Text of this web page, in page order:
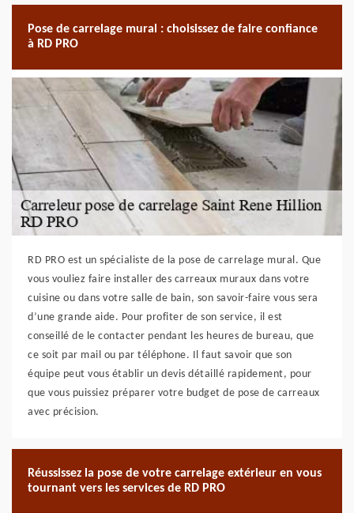
Pose de carrelage mural : choisissez de faire confiance
à RD PRO
RD PRO est un spécialiste de la pose de carrelage mural. Que
vous vouliez faire installer des carreaux muraux dans votre
cuisine ou dans votre salle de bain, son savoir-faire vous sera
d’une grande aide. Pour profiter de son service, il est
conseillé de le contacter pendant les heures de bureau, que
ce soit par mail ou par téléphone. Il faut savoir que son
équipe peut vous établir un devis détaillé rapidement, pour
que vous puissiez préparer votre budget de pose de carreaux
avec précision.
Réussissez la pose de votre carrelage extérieur en vous
tournant vers les services de RD PRO